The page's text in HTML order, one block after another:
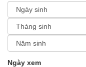
Ngày xem